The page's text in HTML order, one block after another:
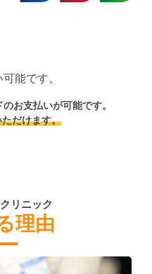
能です。
お支払いが可能です。
だけます。
リニック
理由